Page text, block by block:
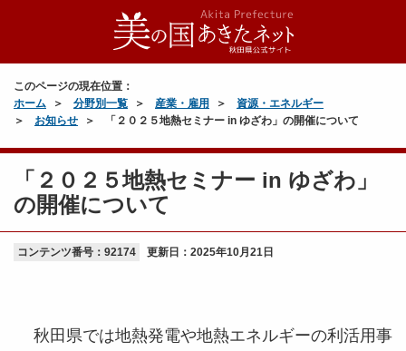
このページの現在位置：
ホーム
分野別一覧 産業・雇用
資源・エネルギー
お知らせ
「２０２５地熱セミナー in ゆざわ」の開催について
「２０２５地熱セミナー in ゆざわ」
の開催について
コンテンツ番号：92174 更新日： 2025年10月21日
秋田県では地熱発電や地熱エネルギーの利活用事